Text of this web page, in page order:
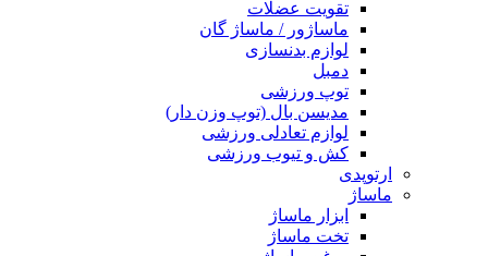
تقویت عضلات
ماساژور / ماساژ گان
لوازم بدنسازی
دمبل
توپ ورزشی
مدیسن بال (توپ وزن دار)
لوازم تعادلی ورزشی
کش و تیوب ورزشی
ارتوپدی
ماساژ
ابزار ماساژ
تخت ماساژ